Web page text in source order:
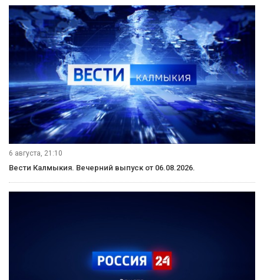
6 августа, 21:10
Вести Калмыкия. Вечерний выпуск от 06.08.2026.